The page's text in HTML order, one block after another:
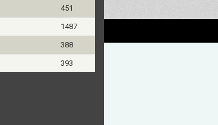
451
1487
388
393